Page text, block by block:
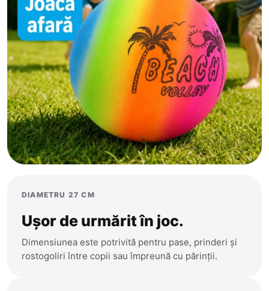
DIAMETRU 27 CM
Ușor de urmărit în joc.
Dimensiunea este potrivită pentru pase, prinderi și
rostogoliri între copii sau împreună cu părinții.
Briceni
Cahul
Calarasi
Cantemir
Causeni
Ceadir-Lunga
Chisinau
Cimislia
Criuleni
Donduseni
Drochia
Dubasari